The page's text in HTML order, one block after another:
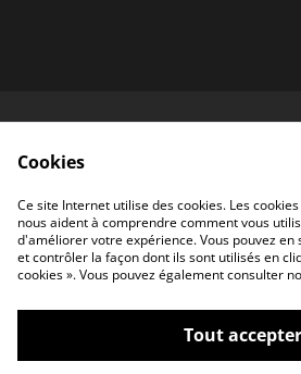
confidentialité
JYL.Paris
©2026Carré d'Art
Cookies
Ce site Internet utilise des cookies. Les
nous aident à comprendre comment vous
d'améliorer votre expérience. Vous pouvez en
et contrôler la façon dont ils sont utilisés en
cookies ». Vous pouvez également consulter
Tout accepter